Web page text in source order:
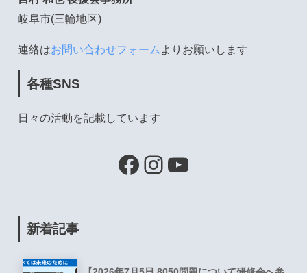
岐阜市(三輪地区)
連絡はお問い合わせフォーム よりお願いします
各種SNS
日々の活動を記載しています
新着記事